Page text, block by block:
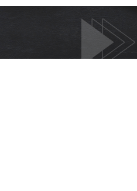
I WANT IN
Privacy Policy.